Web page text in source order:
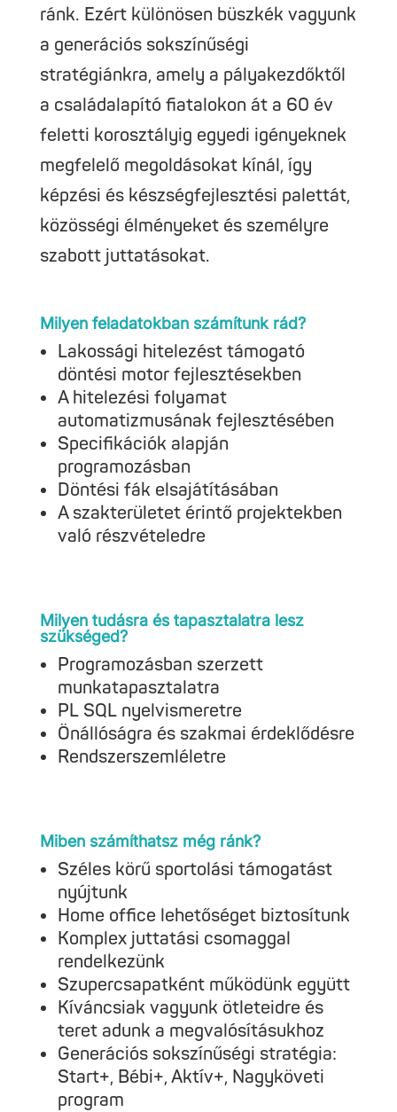
ránk. Ezért különösen büszkék vagyunk
a generációs sokszínűségi
stratégiánkra, amely a pályakezdőktől
a családalapító fiatalokon át a 60 év
feletti korosztályig egyedi igényeknek
megfelelő megoldásokat kínál, így
képzési és készségfejlesztési palettát,
közösségi élményeket és személyre
szabott juttatásokat.
Milyen feladatokban számítunk rád?
Lakossági hitelezést támogató
döntési motor fejlesztésekben
A hitelezési folyamat
automatizmusának fejlesztésében
Specifikációk alapján
programozásban
Döntési fák elsajátításában
A szakterületet érintő projektekben
való részvételedre
Milyen tudásra és tapasztalatra lesz
szükséged?
Programozásban szerzett
munkatapasztalatra
PL SQL nyelvismeretre
Önállóságra és szakmai érdeklődésre
Rendszerszemléletre
Miben számíthatsz még ránk?
Széles körű sportolási támogatást
nyújtunk
Home office lehetőséget biztosítunk
Komplex juttatási csomaggal
rendelkezünk
Szupercsapatként működünk együtt
Kíváncsiak vagyunk ötleteidre és
teret adunk a megvalósításukhoz
Generációs sokszínűségi stratégia:
Start+, Bébi+, Aktív+, Nagyköveti
program